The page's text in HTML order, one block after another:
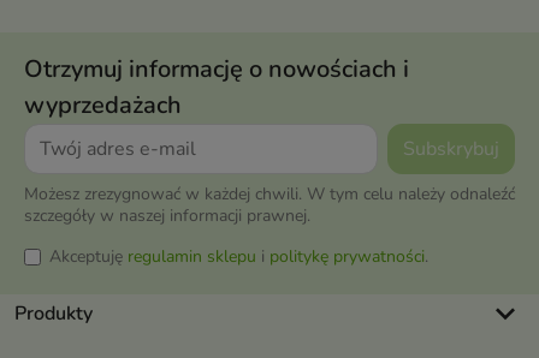
Otrzymuj informację o nowościach i
wyprzedażach
Możesz zrezygnować w każdej chwili. W tym celu należy odnaleźć
szczegóły w naszej informacji prawnej.
Akceptuję regulamin sklepu i politykę prywatności.
Produkty
keyboard_arrow_down